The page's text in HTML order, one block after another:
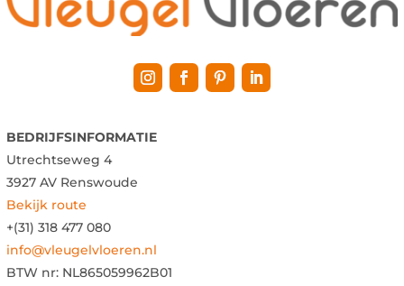
BEDRIJFSINFORMATIE
Utrechtseweg 4
3927 AV Renswoude
Bekijk route
+(31) 318 477 080
info@vleugelvloeren.nl
BTW nr: NL865059962B01